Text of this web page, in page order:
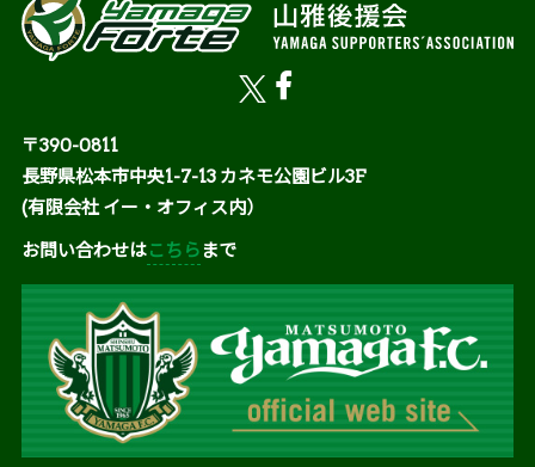
〒390-0811
長野県松本市中央1-7-13 カネモ公園ビル3F
(有限会社 イー・オフィス内）
お問い合わせはこちら まで